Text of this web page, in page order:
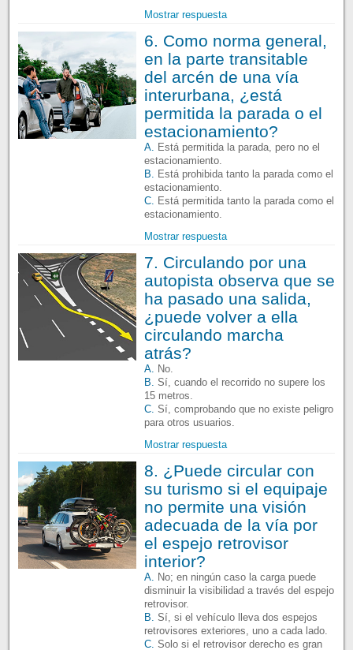
Mostrar respuesta
6. Como norma general,
en la parte transitable
del arcén de una vía
interurbana, ¿está
permitida la parada o el
estacionamiento?
A. Está permitida la parada, pero no el
estacionamiento.
B. Está prohibida tanto la parada como el
estacionamiento.
C. Está permitida tanto la parada como el
estacionamiento.
Mostrar respuesta
7. Circulando por una
autopista observa que se
ha pasado una salida,
¿puede volver a ella
circulando marcha
atrás?
A. No.
B. Sí, cuando el recorrido no supere los
15 metros.
C. Sí, comprobando que no existe peligro
para otros usuarios.
Mostrar respuesta
8. ¿Puede circular con
su turismo si el equipaje
no permite una visión
adecuada de la vía por
el espejo retrovisor
interior?
A. No; en ningún caso la carga puede
disminuir la visibilidad a través del espejo
retrovisor.
B. Sí, si el vehículo lleva dos espejos
retrovisores exteriores, uno a cada lado.
C. Solo si el retrovisor derecho es gran